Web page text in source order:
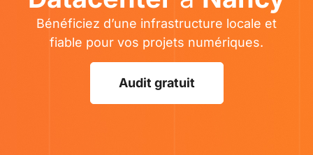
Bénéficiez d’une infrastructure locale et
fiable pour vos projets numériques.
Audit gratuit